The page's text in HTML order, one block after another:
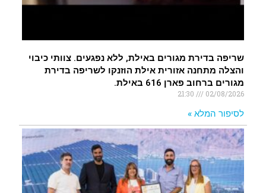
שריפה בדירת מגורים באילת, ללא נפגעים. צוותי כיבוי
והצלה מתחנה אזורית אילת הוזנקו לשריפה בדירת
מגורים ברחוב פארן 616 באילת.
02/08/2026
לסיפור המלא »